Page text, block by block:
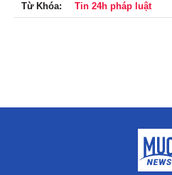
Từ Khóa: Tin 24h pháp luật